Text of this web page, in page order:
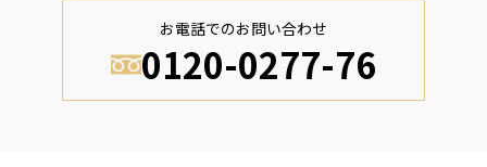
お電話でのお問い合わせ
0120-0277-76